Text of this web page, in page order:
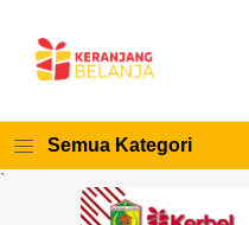
Semua Kategori
`